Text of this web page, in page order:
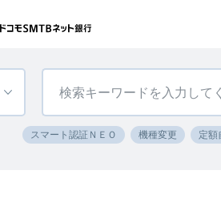
スマート認証ＮＥＯ 機種変更 定額